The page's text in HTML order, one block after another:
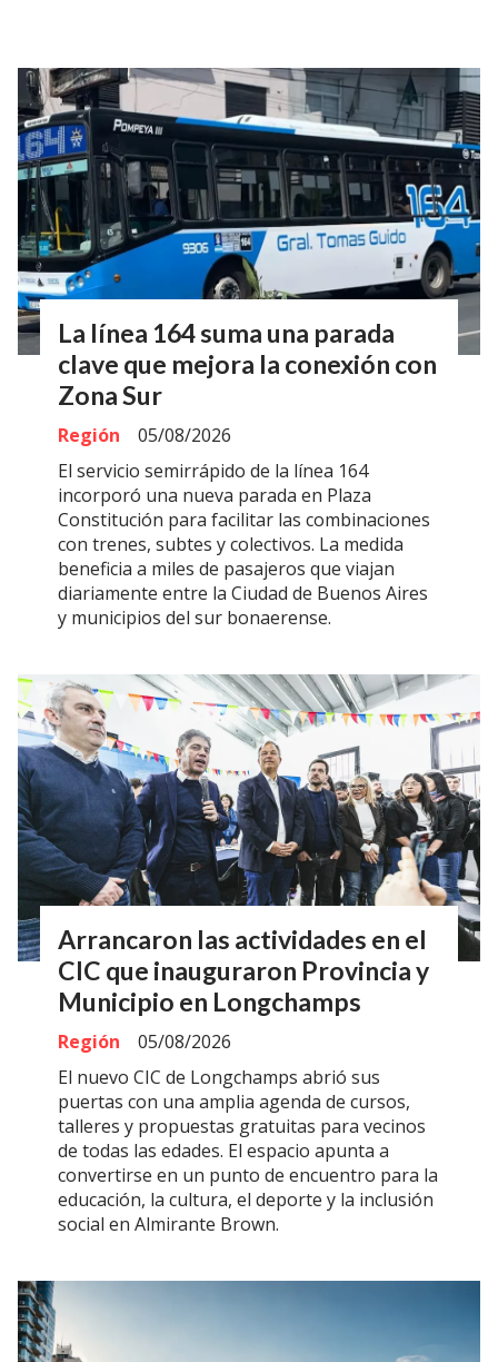
La línea 164 suma una parada
clave que mejora la conexión con
Zona Sur
Región
05/08/2026
El servicio semirrápido de la línea 164
incorporó una nueva parada en Plaza
Constitución para facilitar las combinaciones
con trenes, subtes y colectivos. La medida
beneficia a miles de pasajeros que viajan
diariamente entre la Ciudad de Buenos Aires
y municipios del sur bonaerense.
Arrancaron las actividades en el
CIC que inauguraron Provincia y
Municipio en Longchamps
Región
05/08/2026
El nuevo CIC de Longchamps abrió sus
puertas con una amplia agenda de cursos,
talleres y propuestas gratuitas para vecinos
de todas las edades. El espacio apunta a
convertirse en un punto de encuentro para la
educación, la cultura, el deporte y la inclusión
social en Almirante Brown.